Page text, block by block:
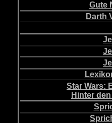
Gute
Darth
Star Wars:
Hinter